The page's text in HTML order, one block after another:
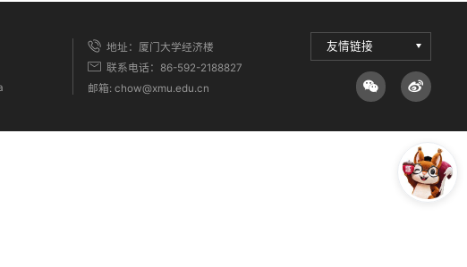
地址：厦门大学经济楼
联系电话：86-592-2188827
邮箱: chow@xmu.edu.cn
友情链接